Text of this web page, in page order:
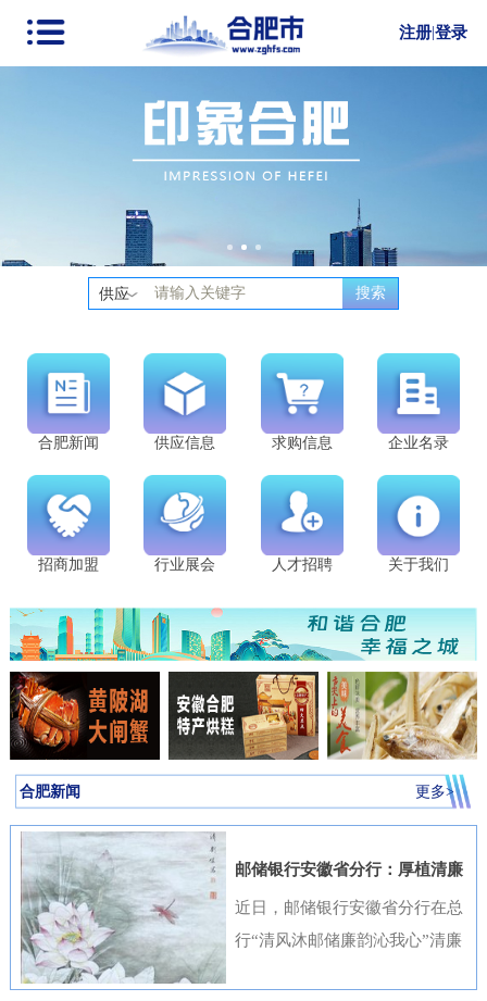
注册 |登录
供应 搜索
合肥新闻 供应信息 求购信息 企业名录
招商加盟 行业展会 人才招聘 关于我们
合肥新闻 更多>
邮储银行安徽省分行：厚植清廉
金融文化筑牢高质量发展根基
近日，邮储银行安徽省分行在总
行“清风沐邮储廉韵沁我心”清廉